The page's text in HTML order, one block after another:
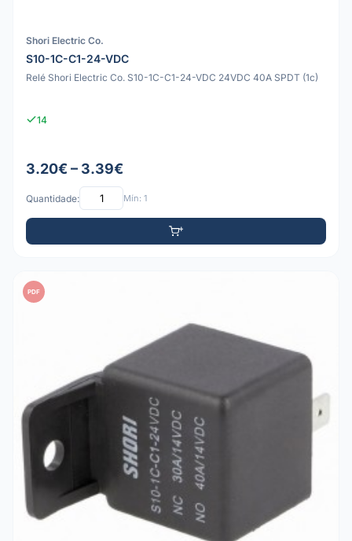
Shori Electric Co.
S10-1C-C1-24-VDC
Relé Shori Electric Co. S10-1C-C1-24-VDC 24VDC 40A SPDT (1c)
14
3.20€ – 3.39€
Quantidade: Mín: 1
PDF